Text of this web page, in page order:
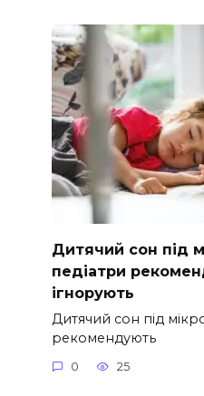
Дитячий сон під
педіатри
ігнорують
Дитячий сон під
рекомендують
0 25